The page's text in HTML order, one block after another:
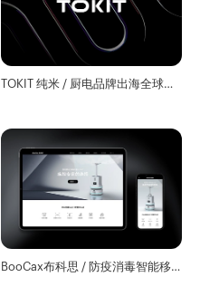
TOKIT 纯米 / 厨电品牌出海全球官
BooCax布科思 / 防疫消毒智能移